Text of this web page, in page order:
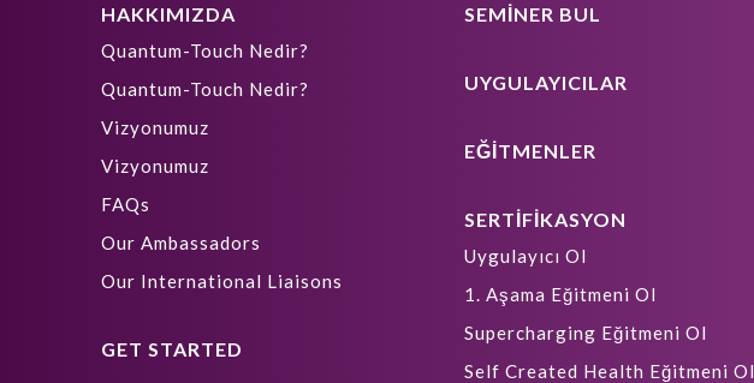
HAKKIMIZDA
Quantum-Touch Nedir?
Quantum-Touch Nedir?
Vizyonumuz
Vizyonumuz
FAQs
Our Ambassadors
Our International Liaisons
GET STARTED
SEMİNER BUL
UYGULAYICILAR
EĞİTMENLER
SERTİFİKASYON
Uygulayıcı Ol
1. Aşama Eğitmeni Ol
Supercharging Eğitmeni Ol
Self Created Health Eğitmeni Ol